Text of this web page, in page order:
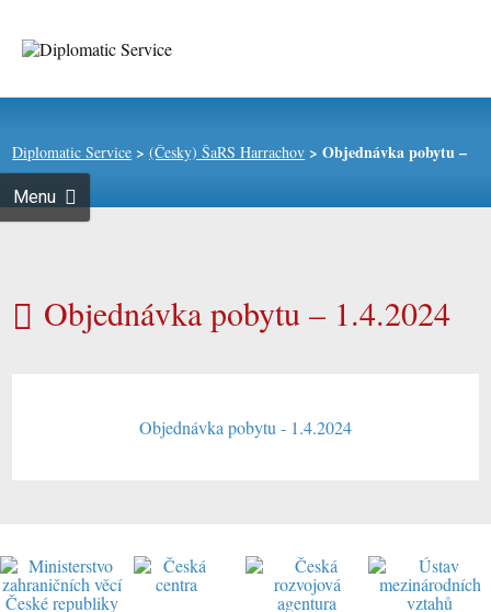
Menu
Diplomatic Service >(Česky) ŠaRS Harrachov >Objednávka pobytu –
Objednávka pobytu – 1.4.2024
Objednávka pobytu - 1.4.2024